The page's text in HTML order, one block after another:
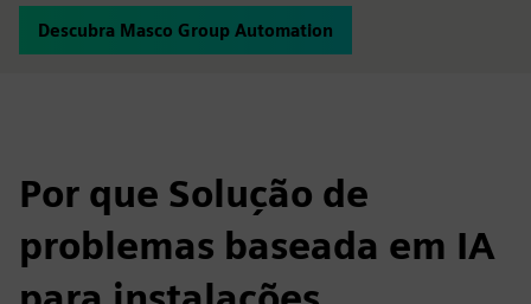
Descubra Masco Group Automation
Por que Solução de
problemas baseada em IA